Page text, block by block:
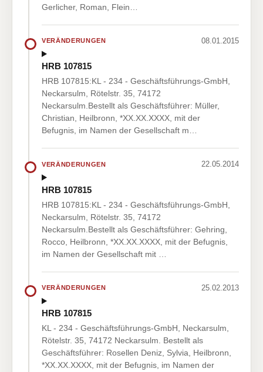
Gerlicher, Roman, Flein…
VERÄNDERUNGEN 08.01.2015
HRB 107815
HRB 107815:KL - 234 - Geschäftsführungs-GmbH,
Neckarsulm, Rötelstr. 35, 74172
Neckarsulm.Bestellt als Geschäftsführer: Müller,
Christian, Heilbronn, *XX.XX.XXXX, mit der
Befugnis, im Namen der Gesellschaft m…
VERÄNDERUNGEN 22.05.2014
HRB 107815
HRB 107815:KL - 234 - Geschäftsführungs-GmbH,
Neckarsulm, Rötelstr. 35, 74172
Neckarsulm.Bestellt als Geschäftsführer: Gehring,
Rocco, Heilbronn, *XX.XX.XXXX, mit der Befugnis,
im Namen der Gesellschaft mit …
VERÄNDERUNGEN 25.02.2013
HRB 107815
KL - 234 - Geschäftsführungs-GmbH, Neckarsulm,
Rötelstr. 35, 74172 Neckarsulm. Bestellt als
Geschäftsführer: Rosellen Deniz, Sylvia, Heilbronn,
*XX.XX.XXXX, mit der Befugnis, im Namen der